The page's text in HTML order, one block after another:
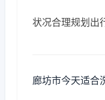
状况合理规划出
廊坊市今天适合